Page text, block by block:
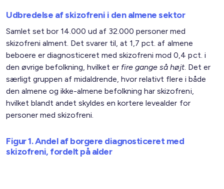
Udbredelse af skizofreni i den almene sektor
Samlet set bor 14.000 ud af 32.000 personer med
skizofreni alment. Det svarer til, at 1,7 pct. af almene
beboere er diagnosticeret med skizofreni mod 0,4 pct. i
den øvrige befolkning, hvilket er fire gange så højt. Det er
særligt gruppen af midaldrende, hvor relativt flere i både
den almene og ikke-almene befolkning har skizofreni,
hvilket blandt andet skyldes en kortere levealder for
personer med skizofreni.
Figur 1. Andel af borgere diagnosticeret med
skizofreni, fordelt på alder